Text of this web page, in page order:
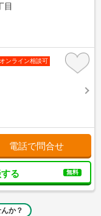
目
ンライン相談可
電話で問合せ
る 無料
か？